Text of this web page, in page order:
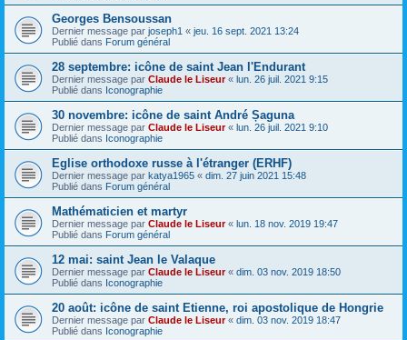
Georges Bensoussan
Dernier message par joseph1 « jeu. 16 sept. 2021 13:24
Publié dans Forum général
28 septembre: icône de saint Jean l'Endurant
Dernier message par Claude le Liseur« lun. 26 juil. 2021 9:15
Publié dans Iconographie
30 novembre: icône de saint André Șaguna
Dernier message par Claude le Liseur« lun. 26 juil. 2021 9:10
Publié dans Iconographie
Eglise orthodoxe russe à l'étranger (ERHF)
Dernier message par katya1965 « dim. 27 juin 2021 15:48
Publié dans Forum général
Mathématicien et martyr
Dernier message par Claude le Liseur« lun. 18 nov. 2019 19:47
Publié dans Forum général
12 mai: saint Jean le Valaque
Dernier message par Claude le Liseur« dim. 03 nov. 2019 18:50
Publié dans Iconographie
20 août: icône de saint Etienne, roi apostolique de Hongrie
Dernier message par Claude le Liseur« dim. 03 nov. 2019 18:47
Publié dans Iconographie